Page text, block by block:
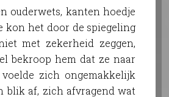
ouderwets, kanten hoedje
kon het door de spiegeling
met zekerheid zeggen,
bekroop hem dat ze naar
zich ongemakkelijk
blik af, zich afvragend wat